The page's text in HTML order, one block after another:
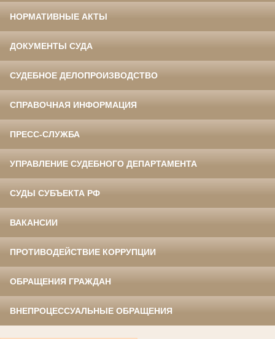
НОРМАТИВНЫЕ АКТЫ
ДОКУМЕНТЫ СУДА
СУДЕБНОЕ ДЕЛОПРОИЗВОДСТВО
СПРАВОЧНАЯ ИНФОРМАЦИЯ
ПРЕСС-СЛУЖБА
УПРАВЛЕНИЕ СУДЕБНОГО ДЕПАРТАМЕНТА
СУДЫ СУБЪЕКТА РФ
ВАКАНСИИ
ПРОТИВОДЕЙСТВИЕ КОРРУПЦИИ
ОБРАЩЕНИЯ ГРАЖДАН
ВНЕПРОЦЕССУАЛЬНЫЕ ОБРАЩЕНИЯ